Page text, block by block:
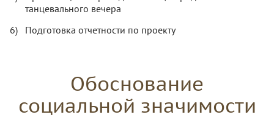
танцевального вечера
Подготовка отчетности по проекту
Обоснование
социальной значимости